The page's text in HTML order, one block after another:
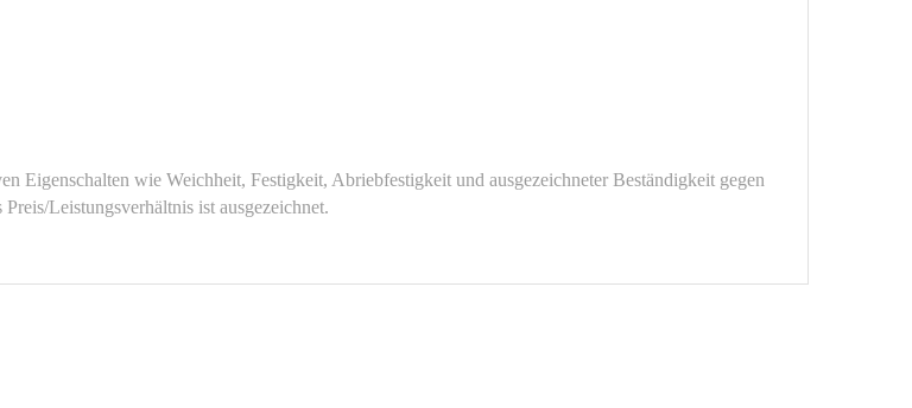
Eigenschalten wie Weichheit, Festigkeit, Abriebfestigkeit und ausgezeichneter Beständigkeit gegen
Leistungsverhältnis ist ausgezeichnet.